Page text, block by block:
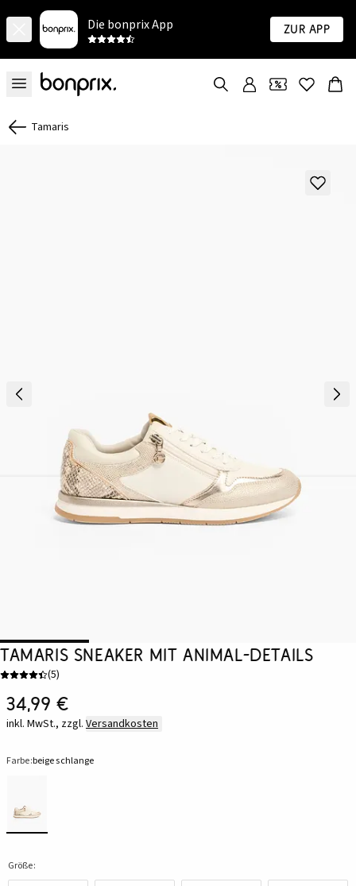
Die bonprix App Zur App
Tamaris
Tamaris Sneaker mit Animal-Details
(5)
34,99 €
inkl. MwSt., zzgl. Versandkosten
Farbe:beige schlange
Größe: